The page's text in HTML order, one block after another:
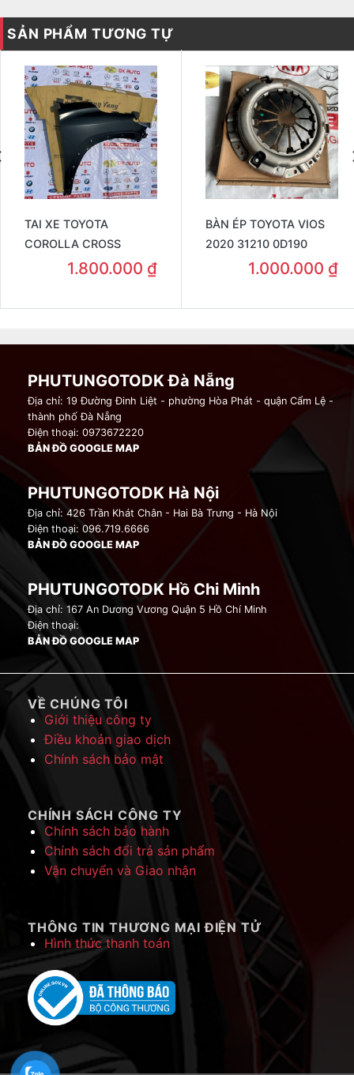
SẢN PHẨM TƯƠNG TỰ
TAI XE TOYOTA
COROLLA CROSS
1.800.000 ₫
BÀN ÉP TOYOTA VIOS
2020 31210 0D190
1.000.000 ₫
PHUTUNGOTODK Đà Nẵng
Địa chỉ: 19 Đường Đinh Liệt - phường Hòa Phát - quận Cẩm Lệ -
thành phố Đà Nẵng
Điện thoại: 0973672220
BẢN ĐỒ GOOGLE MAP
PHUTUNGOTODK Hà Nội
Địa chỉ: 426 Trần Khát Chân - Hai Bà Trưng - Hà Nội
Điện thoại: 096.719.6666
BẢN ĐỒ GOOGLE MAP
PHUTUNGOTODK Hồ Chi Minh
Địa chỉ: 167 An Dương Vương Quận 5 Hồ Chí Minh
Điện thoại:
BẢN ĐỒ GOOGLE MAP
VỀ CHÚNG TÔI
Giới thiệu công ty
Điều khoản giao dịch
Chính sách bảo mật
CHÍNH SÁCH CÔNG TY
Chính sách bảo hành
Chính sách đổi trả sản phẩm
Vận chuyển và Giao nhận
THÔNG TIN THƯƠNG MẠI ĐIỆN TỬ
Hình thức thanh toán